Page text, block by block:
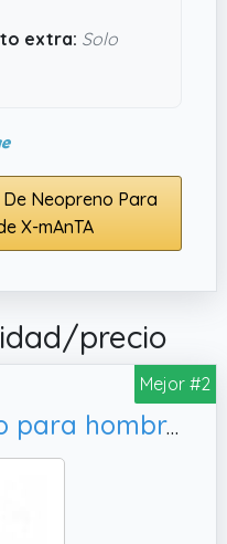
extra: Solo
Neopreno Para
X-mAnTA
precio
Mejor #2
Traje de neopreno para hombre de 3 mm para natación en aguas abiertas, talla S